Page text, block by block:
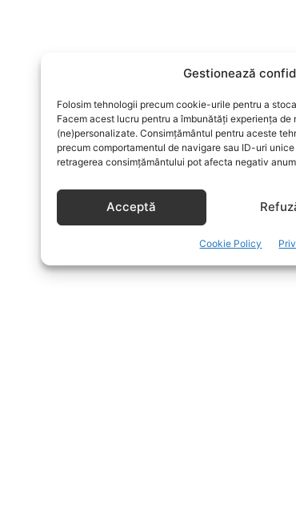
Gestionează
Folosim tehnologii precum cookie-urile pentru a
Facem acest lucru pentru a îmbunătăți experiența
(ne)personalizate. Consimțământul pentru aceste
precum comportamentul de navigare sau ID-uri
retragerea consimțământului pot afecta negativ
Acceptă
Cookie Policy